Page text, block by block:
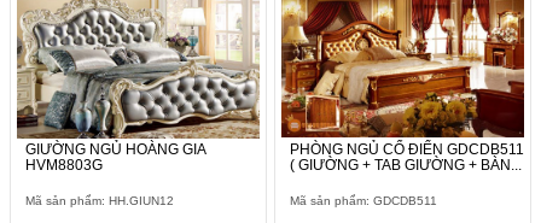
Trẻ
Em
Giường
tầng,
bàn
học, tủ
sáchGIƯỜNG NGỦ HOÀNG GIA
HVM8803G
Mã sản phẩm: HH.GIUN12
PHÒNG NGỦ CỔ ĐIỂN GDCDB511
( GIƯỜNG + TAB GIƯỜNG + BÀN...
Mã sản phẩm: GDCDB511